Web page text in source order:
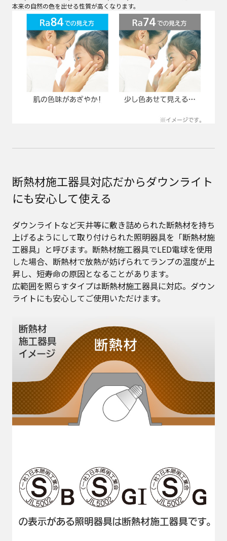
本来の自然の色を出せる性質が高くなります。
断熱材施工器具対応だからダウンライト
にも安心して使える
ダウンライトなど天井等に敷き詰められた断熱材を持ち
上げるようにして取り付けられた照明器具を「断熱材施
工器具」と呼びます。断熱材施工器具でLED電球を使用
した場合、断熱材で放熱が妨げられてランプの温度が上
昇し、短寿命の原因となることがあります。
広範囲を照らすタイプは断熱材施工器具に対応。ダウン
ライトにも安心してご使用いただけます。